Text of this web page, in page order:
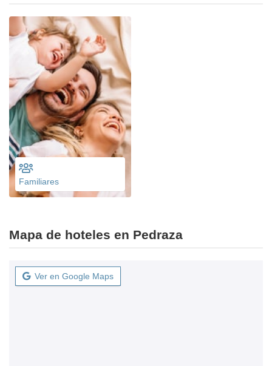
Familiares
Mapa de hoteles en Pedraza
Ver en Google Maps